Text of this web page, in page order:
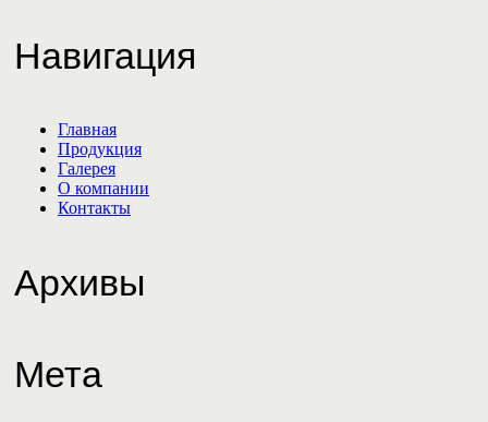
Навигация
Главная
Продукция
Галерея
О компании
Контакты
Архивы
Мета